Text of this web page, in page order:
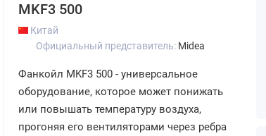
MKF3 500
Китай
Официальный представитель: Midea
Фанкойл MKF3 500 - универсальное
оборудование, которое может понижать
или повышать температуру воздуха,
прогоняя его вентиляторами через ребра